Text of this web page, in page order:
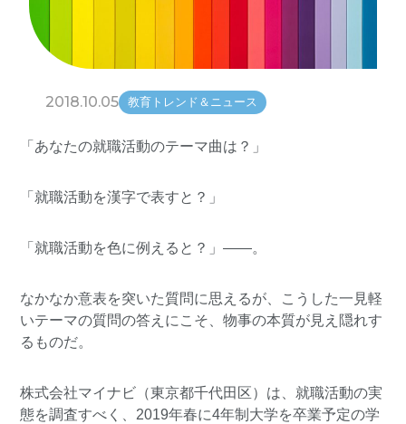
2018.10.05 教育トレンド＆ニュース
「あなたの就職活動のテーマ曲は？」
「就職活動を漢字で表すと？」
「就職活動を色に例えると？」——。
なかなか意表を突いた質問に思えるが、こうした一見軽
いテーマの質問の答えにこそ、物事の本質が見え隠れす
るものだ。
株式会社マイナビ（東京都千代田区）は、就職活動の実
態を調査すべく、2019年春に4年制大学を卒業予定の学